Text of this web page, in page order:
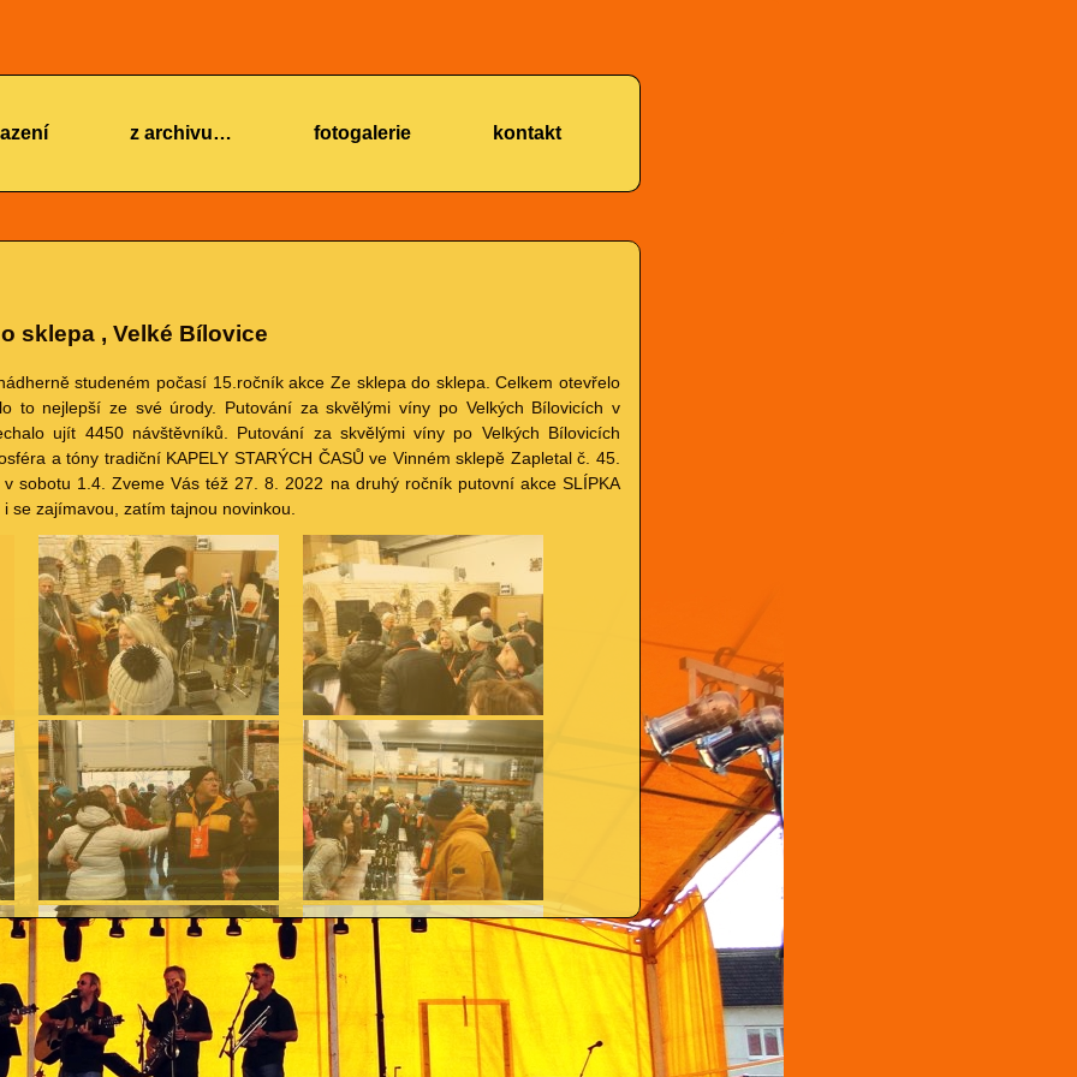
z archivu… fotogalerie kontakt
sklepa , Velké Bílovice
studeném počasí 15.ročník akce Ze sklepa do sklepa. Celkem otevřelo
to nejlepší ze své úrody. Putování za skvělými víny po Velkých Bílovicích v
ujít 4450 návštěvníků. Putování za skvělými víny po Velkých Bílovicích
a tóny tradiční KAPELY STARÝCH ČASŮ ve Vinném sklepě Zapletal č. 45.
sobotu 1.4. Zveme Vás též 27. 8. 2022 na druhý ročník putovní akce SLÍPKA
se zajímavou, zatím tajnou novinkou.